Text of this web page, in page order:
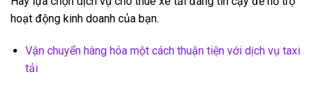
hoạt động kinh doanh của bạn.
Vận chuyển hàng hóa một cách thuận tiện với dịch vụ taxi
tải